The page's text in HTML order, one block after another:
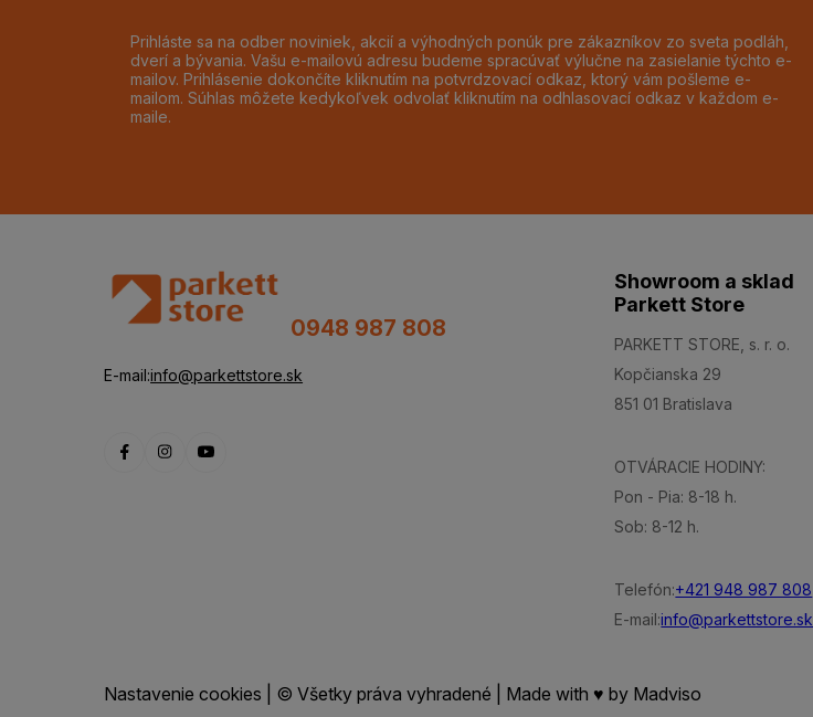
Prihláste sa na odber noviniek, akcií a výhodných ponúk pre zákazníkov zo sveta podláh,
dverí a bývania. Vašu e-mailovú adresu budeme spracúvať výlučne na zasielanie týchto e-
mailov. Prihlásenie dokončíte kliknutím na potvrdzovací odkaz, ktorý vám pošleme e-
mailom. Súhlas môžete kedykoľvek odvolať kliknutím na odhlasovací odkaz v každom e-
maile.
0948 987 808
E-mail:info@parkettstore.sk
Showroom a sklad
Parkett Store
PARKETT STORE, s. r. o.
Kopčianska 29
851 01 Bratislava
OTVÁRACIE HODINY:
Pon - Pia: 8-18 h.
Sob: 8-12 h.
Telefón:+421 948 987 808
E-mail:info@parkettstore.sk
Nastavenie cookies | © Všetky práva vyhradené | Made with ♥ by Madviso